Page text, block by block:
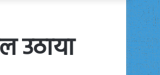
उठाया